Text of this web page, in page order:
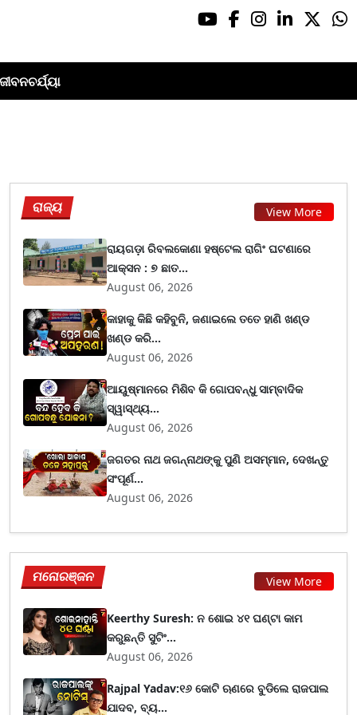
ରାଜ୍ୟ View More
ରାୟଗଡ଼ା ରିବଲକୋଣା ହଷ୍ଟେଲ ରାଗିଂ ଘଟଣାରେ
ଆକ୍ସନ : ୭ ଛାତ...
August 06, 2026
କାହାକୁ କିଛି କହିବୁନି, ଜଣାଇଲେ ତତେ ହାଣି ଖଣ୍ଡ
ଖଣ୍ଡ କରି...
August 06, 2026
ଆୟୁଷ୍ମାନରେ ମିଶିବ କି ଗୋପବନ୍ଧୁ ସାମ୍ବାଦିକ
ସ୍ୱାସ୍ଥ୍ୟ...
August 06, 2026
ଜଗତର ନାଥ ଜଗନ୍ନାଥଙ୍କୁ ପୁଣି ଅସମ୍ମାନ, ଦେଖନ୍ତୁ
ସଂପୂର୍ଣ...
August 06, 2026
ମନୋରଞ୍ଜନ View More
Keerthy Suresh: ନ ଶୋଇ ୪୧ ଘଣ୍ଟା କାମ
କରୁଛନ୍ତି ସୁଟିଂ...
August 06, 2026
Rajpal Yadav:୧୬ କୋଟି ଋଣରେ ବୁଡିଲେ ରାଜପାଲ
ଯାଦବ, ବ୍ୟ...